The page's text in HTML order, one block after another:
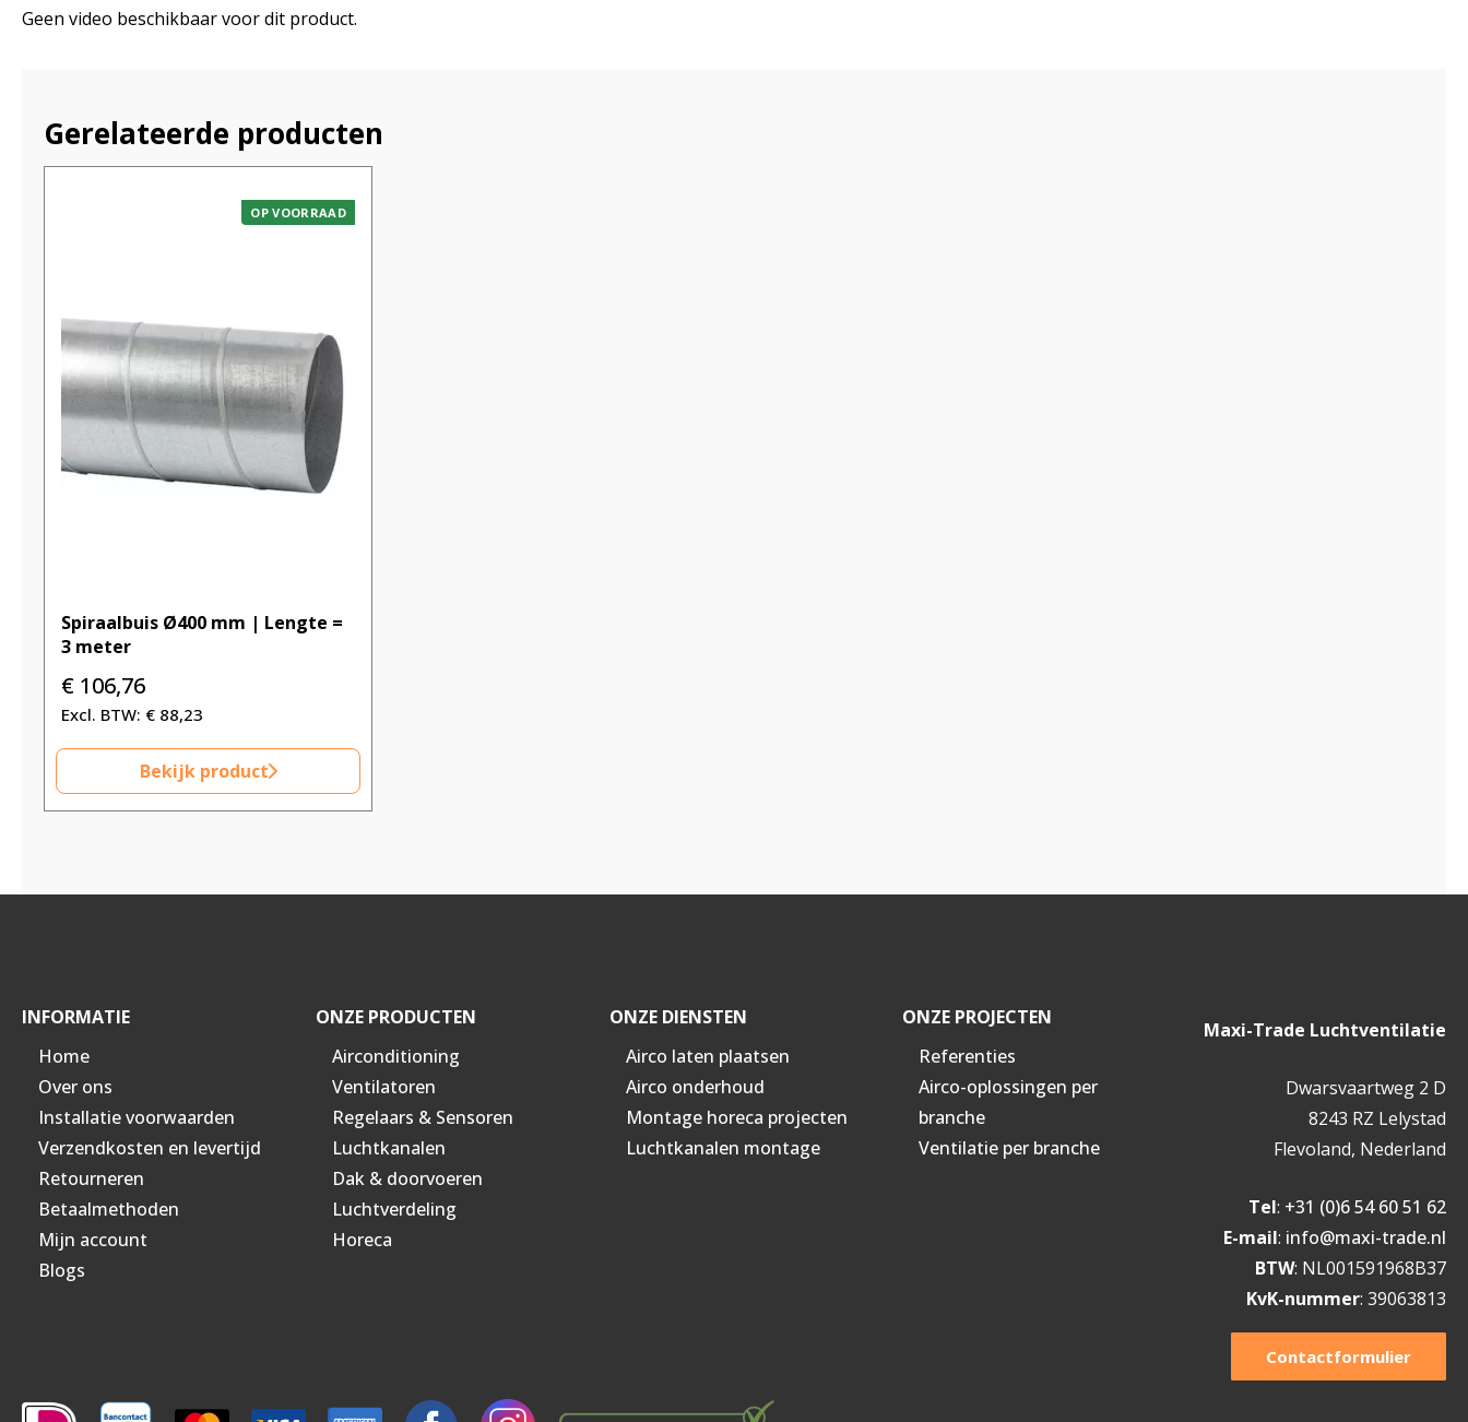
Geen video beschikbaar voor dit product.
Gerelateerde producten
OP VOORRAAD
Spiraalbuis Ø400 mm | Lengte =
3 meter
€ 106,76
€ 88,23
Bekijk product
INFORMATIE
Home
Over ons
Installatie voorwaarden
Verzendkosten en levertijd
Retourneren
Betaalmethoden
Mijn account
Blogs
ONZE PRODUCTEN
Airconditioning
Ventilatoren
Regelaars & Sensoren
Luchtkanalen
Dak & doorvoeren
Luchtverdeling
Horeca
ONZE DIENSTEN
Airco laten plaatsen
Airco onderhoud
Montage horeca projecten
Luchtkanalen montage
ONZE PROJECTEN
Referenties
Airco-oplossingen per
branche
Ventilatie per branche
Maxi-Trade Luchtventilatie
Dwarsvaartweg 2 D
8243 RZ Lelystad
Flevoland, Nederland
Tel: +31 (0)6 54 60 51 62
E-mail: info@maxi-trade.nl
BTW: NL001591968B37
KvK-nummer: 39063813
Contactformulier